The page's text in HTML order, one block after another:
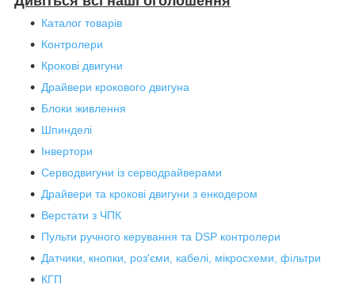
Каталог товарів
Контролери
Крокові двигуни
Драйвери крокового двигуна
Блоки живлення
Шпинделі
Інвертори
Серводвигуни із серводрайверами
Драйвери та крокові двигуни з енкодером
Верстати з ЧПК
Пульти ручного керування та DSP контролери
Датчики, кнопки, роз'єми, кабелі, мікросхеми, фільтри
КГП